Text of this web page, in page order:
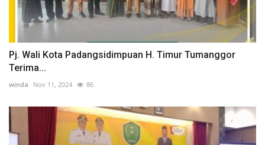
Pj. Wali Kota Padangsidimpuan H. Timur Tumanggor
Terima...
winda Nov 11, 2024 86